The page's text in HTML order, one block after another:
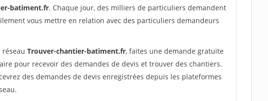
batiment.fr. Chaque jour, des milliers de particuliers demandent
vous mettre en relation avec des particuliers demandeurs
réseau Trouver-chantier-batiment.fr, faites une demande gratuite
pour recevoir des demandes de devis et trouver des chantiers.
des demandes de devis enregistrées depuis les plateformes